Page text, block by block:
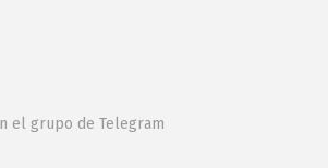
el grupo de Telegram